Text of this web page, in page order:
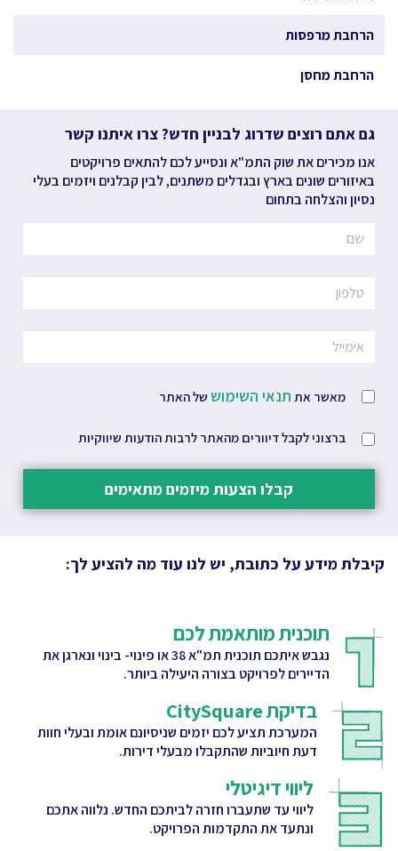
הרחבת מרפסות
הרחבת מחסן
גם אתם רוצים שדרוג לבניין חדש? צרו איתנו קשר
אנו מכירים את שוק התמ"א ונסייע לכם להתאים פרויקטים
באיזורים שונים בארץ ובגדלים משתנים, לבין קבלנים ויזמים בעלי
נסיון והצלחה בתחום
מאשר את תנאי השימוש של האתר
ברצוני לקבל דיוורים מהאתר לרבות הודעות שיווקיות
קבלו הצעות מיזמים מתאימים
קיבלת מידע על כתובת, יש לנו עוד מה להציע לך:
תוכנית מותאמת לכם
נגבש איתכם תוכנית תמ"א 38 או פינוי- בינוי ונארגן את
הדיירים לפרויקט בצורה היעילה ביותר.
בדיקת CitySquare
המערכת תציע לכם יזמים שניסיונם אומת ובעלי חוות
דעת חיוביות שהתקבלו מבעלי דירות.
ליווי דיגיטלי
ליווי עד שתעברו חזרה לביתכם החדש. נלווה אתכם
ונתעד את התקדמות הפרויקט.